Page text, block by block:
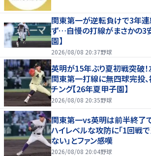
関東第一が逆転負けで3年
ず…自慢の打線がまさかの3
園】
2026/08/08 20:37野球
英明が15年ぶり夏初戦突破！
関東第一打線に無四球完投
チング【26年夏甲子園】
2026/08/08 20:35野球
関東第一vs英明は前半終了
ハイレベルな攻防に「1回戦
ない」とファン感嘆
2026/08/08 20:04野球